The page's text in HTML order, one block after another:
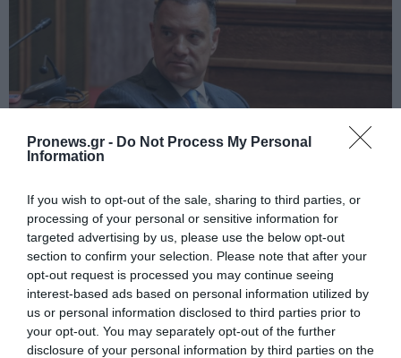
Pronews.gr - Do Not Process My Personal
Information
If you wish to opt-out of the sale, sharing to third parties, or
processing of your personal or sensitive information for
targeted advertising by us, please use the below opt-out
section to confirm your selection. Please note that after your
opt-out request is processed you may continue seeing
interest-based ads based on personal information utilized by
us or personal information disclosed to third parties prior to
your opt-out. You may separately opt-out of the further
disclosure of your personal information by third parties on the
PRONEWS.GR / PROVOCATEUR
Α.Γεωργιάδης προς διοικητές
νοσοκομείων: «Όποιος δεν κάνει τη
δουλειά του θα φύγει – Θα πάρω
κεφάλια»
24.09.2025 | 11:31